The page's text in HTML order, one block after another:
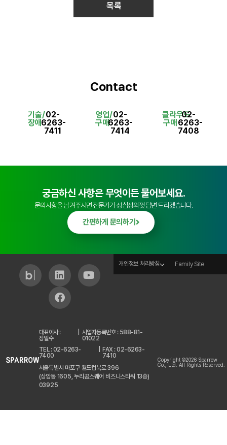
목록
Contact
기술/
장애
02-
6263-
7411
영업/
구매
02-
6263-
7414
클라우드
구매
02-
6263-
7408
궁금하신 사항은 무엇이든 물어보세요.
문의사항을 남겨주시면 전문가가 성심성의껏 답변 드리겠습니다.
간편하게 문의하기
개인정보 처리방침 Family Site
대표이사 :
장일수
사업자등록번호 : 588-81-
01022
TEL : 02-6263-
7400
FAX : 02-6263-
7410
서울특별시 마포구 월드컵북로 396
(상암동 1605, 누리꿈스퀘어 비즈니스타워 13층)
03925
Copyright ©2026 Sparrow
Co., Ltd. All Rights Reserved.